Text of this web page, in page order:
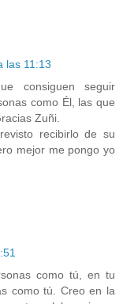
las 11:13
consiguen seguir
como Él, las que
Zuñi.
recibirlo de su
mejor me pongo yo
como tú, en tu
como tú. Creo en la